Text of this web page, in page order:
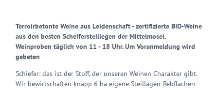
Terroirbetonte Weine aus Leidenschaft - zertifizierte BIO-Weine
aus den besten Scheifersteillegen der Mittelmosel.
Weinproben täglich von 11 - 18 Uhr. Um Voranmeldung wird
gebeten
Schiefer: das ist der Stoff, der unseren Weinen Charakter gibt.
Wir bewirtschaften knapp 6 ha eigene Steillagen-Rebflächen